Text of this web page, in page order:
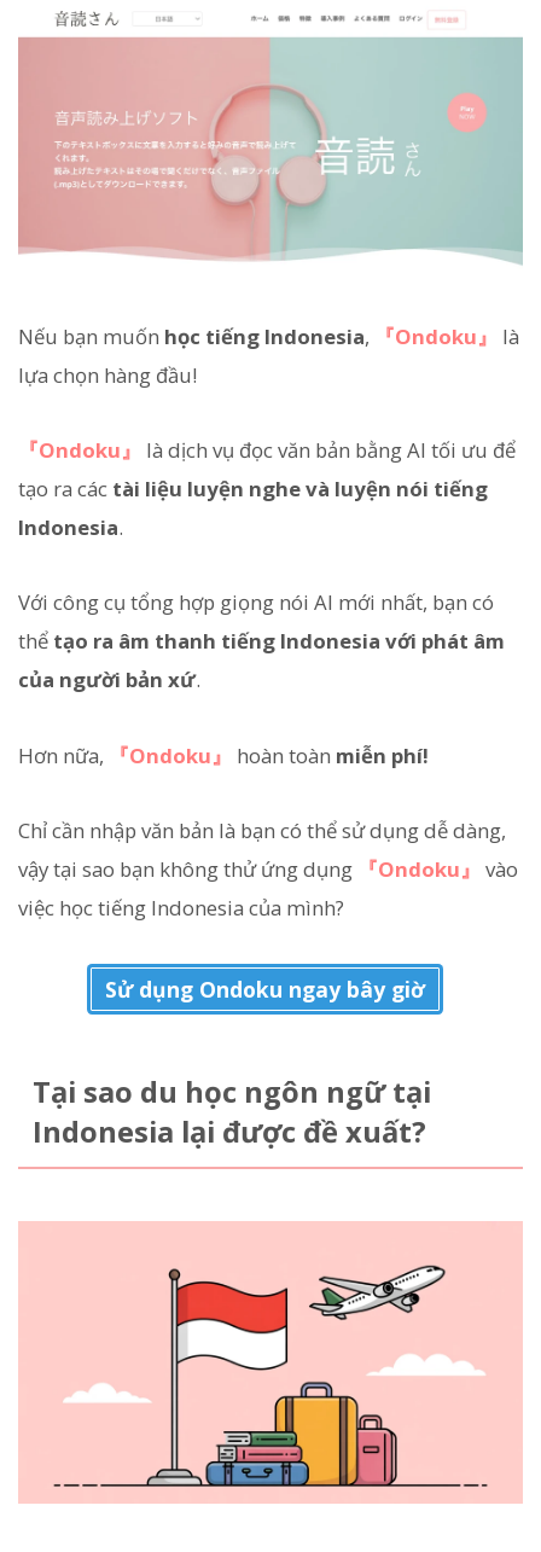
Nếu bạn muốn học tiếng Indonesia, 『Ondoku』
là
lựa chọn hàng đầu!
『Ondoku』
là dịch vụ đọc văn bản bằng AI tối ưu để
tạo ra các tài liệu luyện nghe và luyện nói tiếng
Indonesia.
Với công cụ tổng hợp giọng nói AI mới nhất, bạn có
thể tạo ra âm thanh tiếng Indonesia với phát âm
của người bản xứ.
Hơn nữa, 『Ondoku』 hoàn toàn miễn phí!
Chỉ cần nhập văn bản là bạn có thể sử dụng dễ dàng,
vậy tại sao bạn không thử ứng dụng
『Ondoku』 vào
việc học tiếng Indonesia của mình?
Sử dụng Ondoku ngay bây giờ
Tại sao du học ngôn ngữ tại
Indonesia lại được đề xuất?